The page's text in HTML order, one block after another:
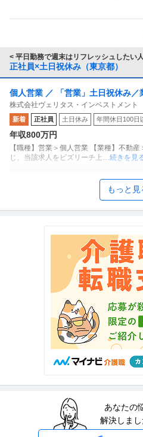
< 平日勤務で週末はリフレッシュしたい
正社員×土日祝休み（東京都）
個人営業 ／ 「営業」土日祝休み
業月10h
株式会社ヴェリタス・インベストメント
新着 正社員 土日休み 年間休日100日
年収800万円
【職種】営業＞個人営業 【業種】不動
じ、当該求人をビズリーチ上 …続きを見
商品企画 ／ 「商品企画／マーケ
子どうぶつ」でお馴染みのお菓子
ココーン」「アスパラガス」など
日祝休み／転勤なし／勤務地日本
株式会社ギンビス
年収800万円〜1,200万円
【職種】マーケティング＞商品企画 【
性などに応じ、当該求人をビ
…続きを見
法務・コンプライアンス ／ 「測
ドローン・3Dレーザースキャナー
創業90年の強固なグループ基盤／
休2日（土日祝）
ひかり司法書士法人
土日休み 高収入
年収800万円〜1,000万円
【職種】管理＞法務・コンプライアン
どに応じ、当該求人をビズリ …続きを見
建築施工管理 ／ 建築施工管理（
／完全週休2日（土日祝）・年休
株式会社トーヨー冨士工
転勤なし
もっと見
あなたの
解決しまし